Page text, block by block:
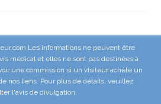
Les informations ne peuvent être
médical et elles ne sont pas destinées à
une commission si un visiteur achète un
nos liens. Pour plus de détails, veuillez
l'avis de divulgation.